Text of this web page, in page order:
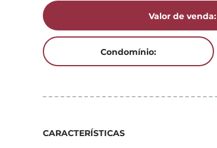
Valor de venda:
Condomínio:
CARACTERÍSTICAS